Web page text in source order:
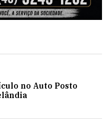
no Auto Posto